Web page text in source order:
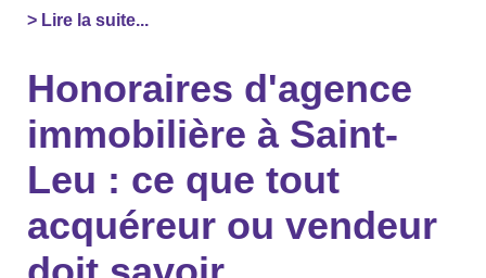
> Lire la suite...
Honoraires d'agence
immobilière à Saint-
Leu : ce que tout
acquéreur ou vendeur